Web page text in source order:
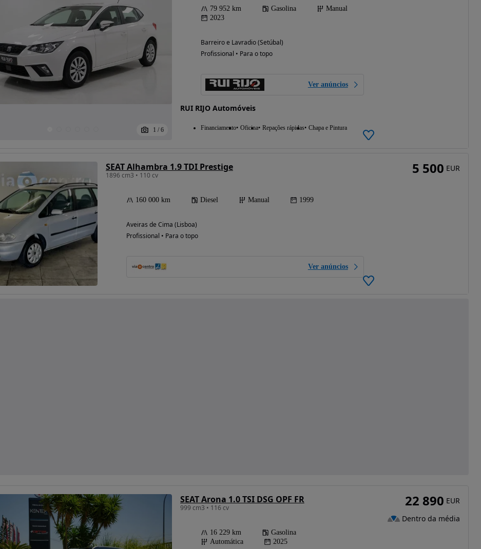
1 / 6
79 952 km Gasolina
Manual
2023
Barreiro e Lavradio (Setúbal)
Profissional • Para o topo
Ver anúncios
RUI RIJO Automóveis
Financiamento Oficina Repações rápidas Chapa e Pintura
SEAT Alhambra 1.9 TDI Prestige
1896 cm3 • 110 cv
160 000 km Diesel Manual 1999
Aveiras de Cima (Lisboa)
Profissional • Para o topo
Ver anúncios
5 500 EUR
SEAT Arona 1.0 TSI DSG OPF FR
999 cm3 • 116 cv
16 229 km
Gasolina
Automática
2025
22 890 EUR
Dentro da média